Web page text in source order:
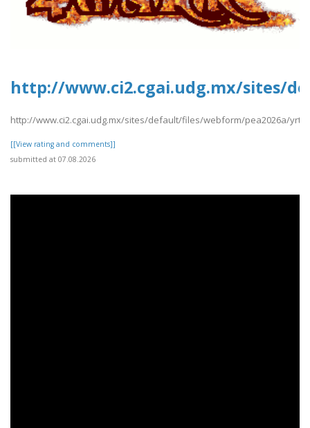
http://www.ci2.cgai.udg.mx/sites/
http://www.ci2.cgai.udg.mx/sites/default/files/webform/pea2026a/
[[View rating and comments]]
submitted at 07.08.2026